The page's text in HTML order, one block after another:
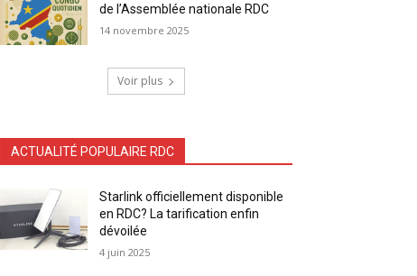
de l’Assemblée nationale RDC
14 novembre 2025
Voir plus
ACTUALITÉ POPULAIRE RDC
Starlink officiellement disponible
en RDC? La tarification enfin
dévoilée
4 juin 2025